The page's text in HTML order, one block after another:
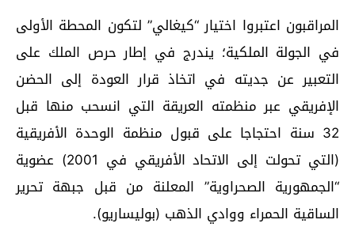
المراقبون اعتبروا اختيار “كيغالي” لتكون المحطة الأولى
في الجولة الملكية؛ يندرج في إطار حرص الملك على
التعبير عن جديته في اتخاذ قرار العودة إلى الحضن
الإفريقي عبر منظمته العريقة التي انسحب منها قبل
32 سنة احتجاجا على قبول منظمة الوحدة الأفريقية
(التي تحولت إلى الاتحاد الأفريقي في 2001) عضوية
“الجمهورية الصحراوية” المعلنة من قبل جبهة تحرير
الساقية الحمراء ووادي الذهب (بوليساريو).